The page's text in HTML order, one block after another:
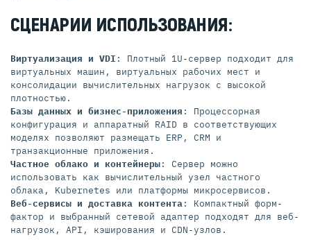
СЦЕНАРИИ ИСПОЛЬЗОВАНИЯ:
Виртуализация и VDI : Плотный 1U-сервер подходит для
виртуальных машин, виртуальных рабочих мест и
консолидации вычислительных нагрузок с высокой
плотностью.
Базы данных и бизнес-приложения : Процессорная
конфигурация и аппаратный RAID в соответствующих
моделях позволяют размещать ERP, CRM и
транзакционные приложения.
Частное облако и контейнеры: Сервер можно
использовать как вычислительный узел частного
облака, Kubernetes или платформы микросервисов.
Веб-сервисы и доставка контента: Компактный форм-
фактор и выбранный сетевой адаптер подходят для веб-
нагрузок, API, кэширования и CDN-узлов.